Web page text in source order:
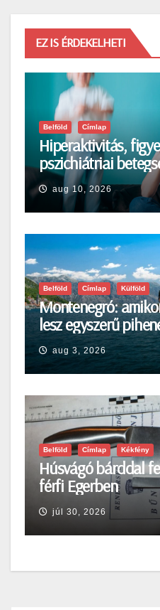
EZ IS ÉRDEKELHETI
Belföld Címlap
Hiperaktivitás,
pszichiátriai
aug 10, 2026
Belföld Címlap Külföld
Montenegró:
lesz egyszerű
aug 3, 2026
Belföld Címlap Kékfény
Húsvágó bárddal
férfi Egerben
júl 30, 2026